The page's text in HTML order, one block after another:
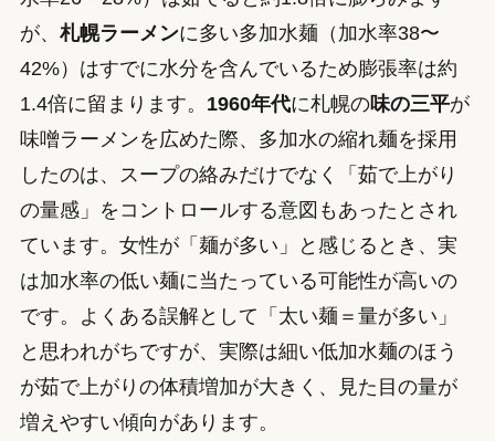
が、 札幌ラーメンに多い多加水麺（加水率38〜
42%）はすでに水分を含んでいるため膨張率は約
1.4倍に留まります。 1960年代に札幌の味の三平が
味噌ラーメンを広めた際、多加水の縮れ麺を採用
したのは、スープの絡みだけでなく「茹で上がり
の量感」をコントロールする意図もあったとされ
ています。女性が「麺が多い」と感じるとき、実
は加水率の低い麺に当たっている可能性が高いの
です。よくある誤解として「太い麺＝量が多い」
と思われがちですが、実際は細い低加水麺のほう
が茹で上がりの体積増加が大きく、見た目の量が
増えやすい傾向があります。